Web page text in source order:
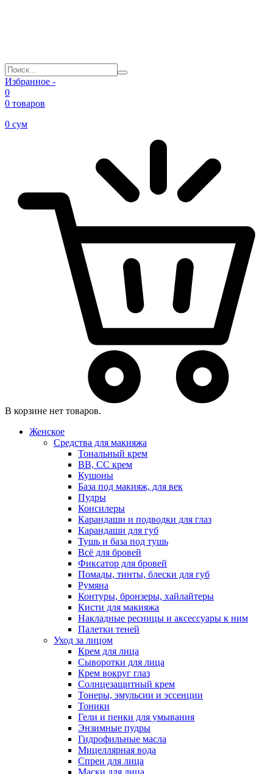
Избранное -
0
0 товаров
0 сум
В корзине нет товаров.
Женское
Средства для макияжа
Тональный крем
BB, CC крем
Кушоны
База под макияж, для век
Пудры
Консилеры
Карандаши и подводки для глаз
Карандаши для губ
Тушь и база под тушь
Всё для бровей
Фиксатор для бровей
Помады, тинты, блески для губ
Румяна
Контуры, бронзеры, хайлайтеры
Кисти для макияжа
Накладные ресницы и аксессуары к ним
Палетки теней
Уход за лицом
Крем для лица
Сыворотки для лица
Крем вокруг глаз
Солнцезащитный крем
Тонеры, эмульсии и эссенции
Тоники
Гели и пенки для умывания
Энзимные пудры
Гидрофильные масла
Мицеллярная вода
Спреи для лица
Маски для лица